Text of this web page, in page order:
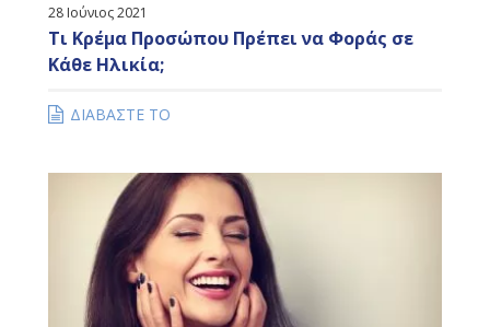
28 Ιούνιος 2021
Τι Κρέμα Προσώπου Πρέπει να Φοράς σε
Κάθε Ηλικία;
ΔΙΑΒΑΣΤΕ ΤΟ